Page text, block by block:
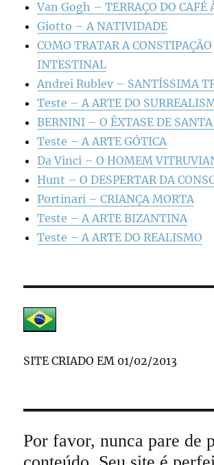
Van Gogh – TERRAÇO DO CAFÉ
Giotto – A NATIVIDADE
COMO TRATAR A CONSTIPAÇÃO
INTESTINAL
Andrei Rublev – SANTÍSSIMA
Teste – A ARTE DO
BERNINI – O ÊXTASE DE SANTA
Teste – A ARTE GÓTICA
Da Vinci – O HOMEM
Hunt – O DESPERTAR DA
Portinari – CRIANÇA MORTA
Teste – A ARTE BIZANTINA
Teste – A ARTE DO REALISMO
SITE CRIADO EM 01/02/2013
Por favor, nunca pare de